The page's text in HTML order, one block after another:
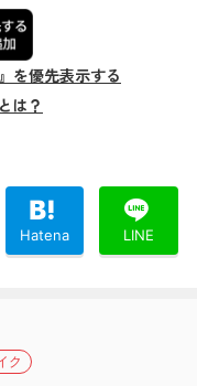
を優先表示する
は？
Hatena LINE
ク